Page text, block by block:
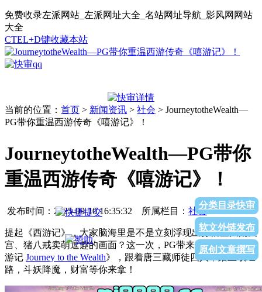
免费收录左派网站_左派网址大全_名站网址导航_影风网网站
大全
CTEL+D键收藏本站
分类目录快审
软文外链发布
原创文章撰写
当前的位置： 首页 > 新闻资讯 > 社会 > JourneytotheWealth—
PG带你重温西游传奇《嘻游记》！
JourneytotheWealth—PG带你
重温西游传奇《嘻游记》！
发布时间： 2025-09-10 16:35:32 所属栏目： 社会
提起《西游记》，大家脑海里是不是立刻浮现出孙悟空大闹天
宫、猪八戒卖萌逗趣的画面？这一次，PG带来全新力作《嘻
游记 Journey to the Wealth》，跟着唐三藏师徒四人，踏上取经
路，斗妖降魔，财富等你来拿！